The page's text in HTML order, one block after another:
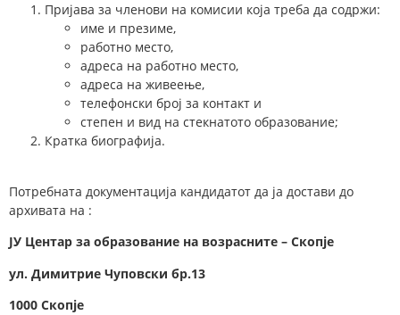
Пријава за членови на комисии која треба да содржи:
име и презиме,
работно место,
адреса на работно место,
адреса на живеење,
телефонски број за контакт и
степен и вид на стекнатото образование;
Кратка биографија.
Потребната документација кандидатот да ја достави до
архивата на :
ЈУ Центар за образование на возрасните – Скопје
ул. Димитрие Чуповски бр.13
1000 Скопје